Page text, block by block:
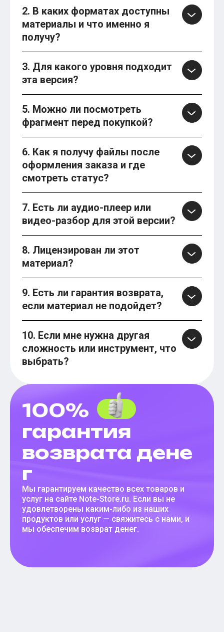
2. В каких форматах доступны
материалы и что именно я
получу?
3. Для какого уровня подходит
эта версия?
5. Можно ли посмотреть
фрагмент перед покупкой?
6. Как я получу файлы после
оформления заказа и где
смотреть статус?
7. Есть ли аудио-плеер или
видео-разбор для этой версии?
8. Лицензирован ли этот
материал?
9. Есть ли гарантия возврата,
если материал не подойдет?
10. Если мне нужна другая
сложность или инструмент, что
выбрать?
100%
гарантия
возврата дене
г
Мы гарантируем качество всех товаров и
услуг на сайте Note-Store.ru. Если вы не
удовлетворены каким-либо из наших
продуктов или услуг — свяжитесь с нами, и
мы обеспечим возврат денег.